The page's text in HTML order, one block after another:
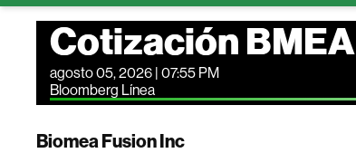
Cotización BMEA
agosto 05, 2026 | 07:55 PM
Bloomberg Línea
Biomea Fusion Inc